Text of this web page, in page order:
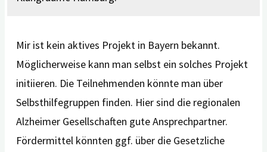
Mir ist kein aktives Projekt in Bayern bekannt.
Möglicherweise kann man selbst ein solches Projekt
initiieren. Die Teilnehmenden könnte man über
Selbsthilfegruppen finden. Hier sind die regionalen
Alzheimer Gesellschaften gute Ansprechpartner.
Fördermittel könnten ggf. über die Gesetzliche